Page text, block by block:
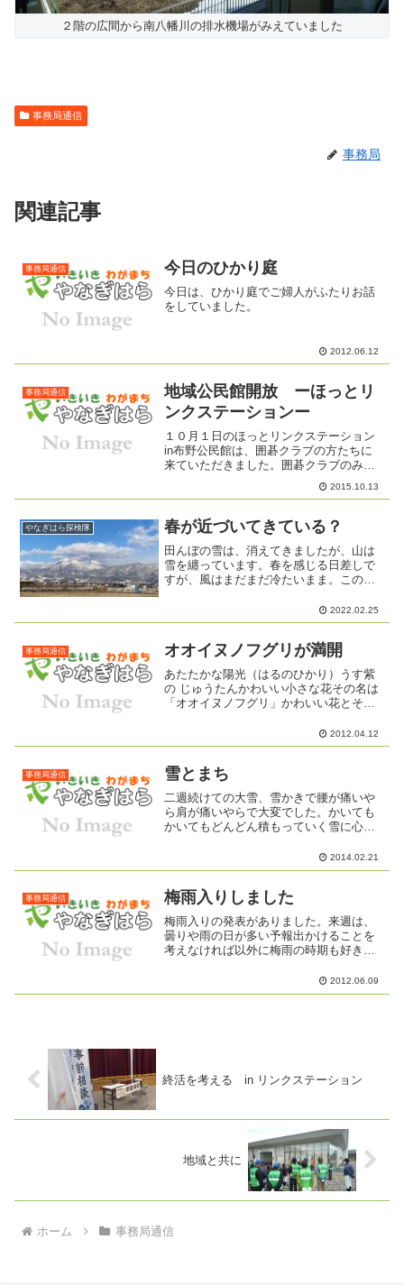
２階の広間から南八幡川の排水機場がみえていました
事務局通信
事務局
関連記事
事務局通信 今日のひかり庭
今日は、ひかり庭でご婦人がふたりお話
をしていました。
2012.06.12
事務局通信
地域公民館開放 ーほっとリ
ンクステーションー
１０月１日のほっとリンクステーション
in布野公民館は、囲碁クラブの方たちに
来ていただきました。囲碁クラブのみな
さんは、毎週木曜日、城山公民館で腕を
みがいているそうです。囲碁や将棋、小
たいことなどに、布野公...
2015.10.13
やなぎはら探検隊 春が近づいてきている？
田んぼの雪は、消えてきましたが、山は
雪を纏っています。春を感じる日差しで
すが、風はまだまだ冷たいまま。この土
2022.02.25
事務局通信 オオイヌノフグリが満開
あたたかな陽光（はるのひかり）うす紫
の じゅうたんかわいい小さな花その名は
「オオイヌノフグリ」かわいい花とその
なったのかな？と思う紫外線も気になり
ますが今日の天気は散歩日和自治協室で
2012.04.12
事務局通信 雪とまち
二週続けての大雪、雪かきで腰が痛いや
ら肩が痛いやらで大変でした。かいても
かいてもどんどん積もっていく雪に心も
た。昨日、今回の大雪で見えてきたいく
つかの興味深い話が聞けた。ひとつは、
2014.02.21
事務局通信 梅雨入りしました
梅雨入りの発表がありました。来週は、
曇りや雨の日が多い予報出かけることを
考えなければ以外に梅雨の時期も好きで
ありますよね薄紫、うすピンク そんな
色合いも雨にぬれた花や葉も雨蛙やカタ
2012.06.09
終活を考える in リンクステーション
地域と共に
ホーム 事務局通信